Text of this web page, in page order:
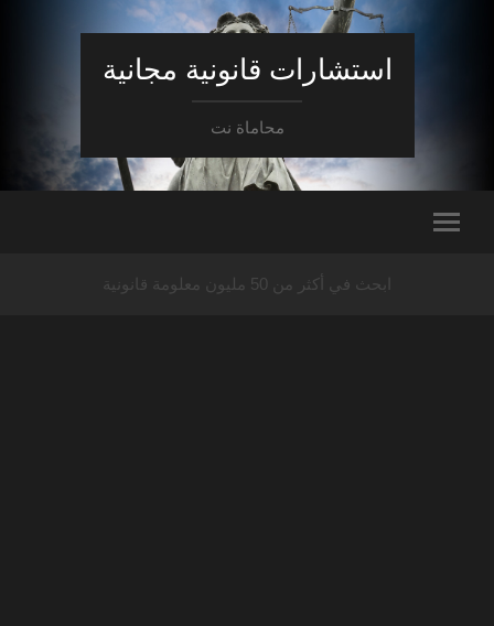
استشارات قانونية مجانية
محاماة نت
ابحث في أكثر من 50 مليون معلومة قانونية